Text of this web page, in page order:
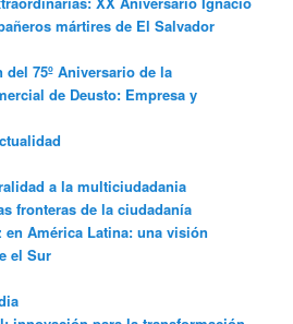
mártires de El Salvador
del 75º Aniversario de la
de Deusto: Empresa y
a la multiciudadania
fronteras de la ciudadanía
en América Latina: una visión
el Sur